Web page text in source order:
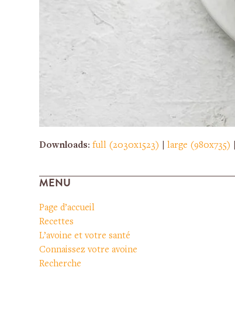
Downloads:full (2030x1523) |large (980x735)
MENU
Page d’accueil
Recettes
L’avoine et votre santé
Connaissez votre avoine
Recherche